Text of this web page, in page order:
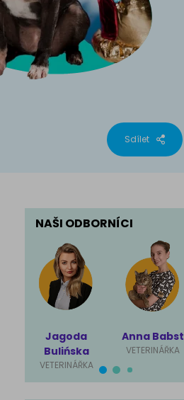
Sdílet
NAŠI ODBORNÍCI
Jagoda
Bulińska
VETERINÁŘKA
Anna Babst
VETERINÁŘKA